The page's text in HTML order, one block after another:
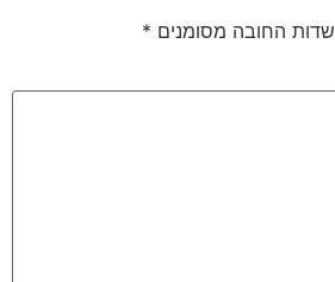
שדות החובה מסומנים *